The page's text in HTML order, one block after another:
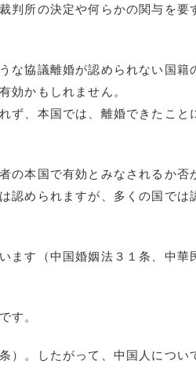
判所の決定や何らかの関与を要
な協議離婚が認められない国籍
効かもしれません。
ず、本国では、離婚できたこと
の本国で有効とみなされるか否
認められますが、多くの国では
ます（中国婚姻法３１条、中華
す。
）。したがって、中国人につい